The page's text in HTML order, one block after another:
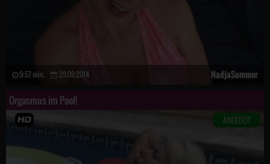
9:57 min. 29.09.2014 NadjaSummer
Orgasmus im Pool!
ANGEBOT